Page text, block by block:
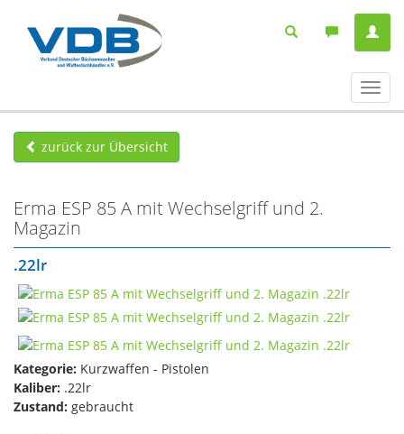
ein-/
zurück zur Übersicht
Erma ESP 85 A mit Wechselgriff und 2.
Magazin
.22lr
Kategorie: Kurzwaffen - Pistolen
Kaliber: .22lr
Zustand: gebraucht